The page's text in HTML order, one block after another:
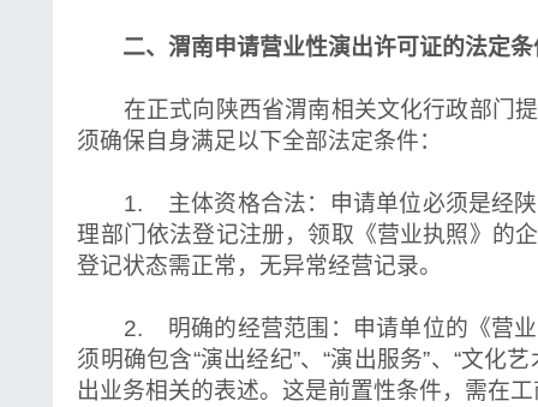
二、渭南申请营业性演出许可证的法定条
在正式向陕西省渭南相关文化行政部门提
须确保自身满足以下全部法定条件：
1. 主体资格合法：申请单位必须是经陕
理部门依法登记注册，领取《营业执照》的
登记状态需正常，无异常经营记录。
2. 明确的经营范围：申请单位的《营业
须明确包含“演出经纪”、“演出服务”、“文化
出业务相关的表述。这是前置性条件，需在